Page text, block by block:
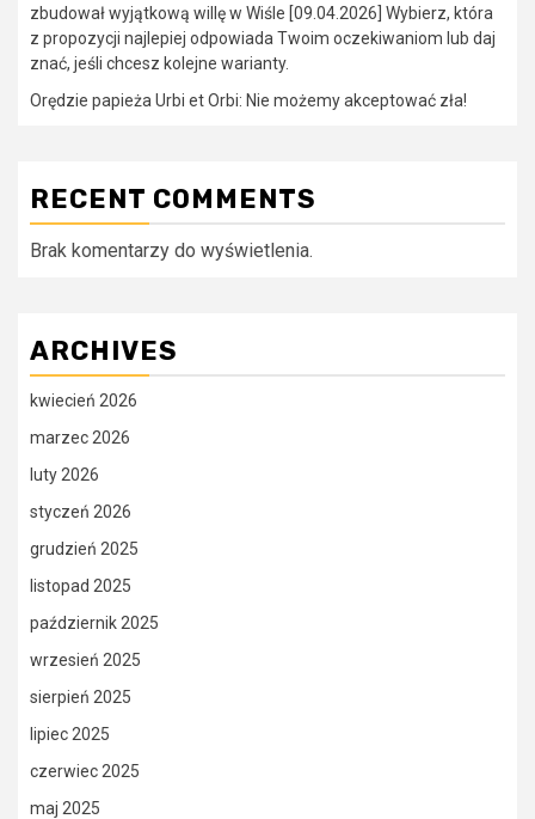
zbudował wyjątkową willę w Wiśle [09.04.2026] Wybierz, która
z propozycji najlepiej odpowiada Twoim oczekiwaniom lub daj
znać, jeśli chcesz kolejne warianty.
Orędzie papieża Urbi et Orbi: Nie możemy akceptować zła!
RECENT COMMENTS
Brak komentarzy do wyświetlenia.
ARCHIVES
kwiecień 2026
marzec 2026
luty 2026
styczeń 2026
grudzień 2025
listopad 2025
październik 2025
wrzesień 2025
sierpień 2025
lipiec 2025
czerwiec 2025
maj 2025